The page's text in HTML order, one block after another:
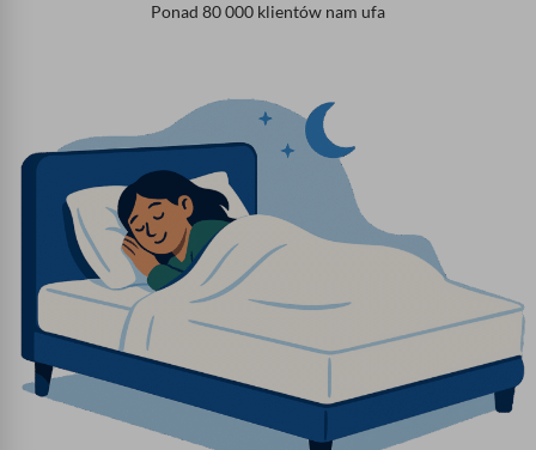
Ponad 80 000 klientów nam ufa